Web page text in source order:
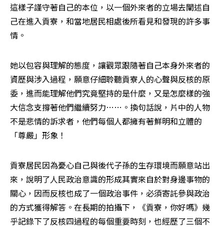
這樣子謹守著自己的本位，以一個外來者的立場去闡述自
己在進入貢寮，和當地居民相處後所看見和發現的許多事
情。
她以包容與理解的態度，讓觀眾跟隨著自己本身外來者的
資歷與涉入過程，願意仔細聆聽貢寮人的心聲與反核的原
委，進而能理解他們究竟堅持的是什麼，又是怎麼樣的強
大信念支撐著他們繼續努力……。換句話說，片中的人物
不是悲情的訴求者，他們每個人都擁有著鮮明和立體的
「尊嚴」形象！
貢寮居民因為憂心自己與後代子孫的生存環境而願意站出
來，說明了人民政治意識的形成其實來自於對身邊事物的
關心，因而反核也成了一個政治事件，必須寄託參與政治
的方式獲得解答。在長期的拍攝下，《貢寮，你好嗎》幾
乎記錄下了反核四過程的每個重要時刻，也經歷了三個不